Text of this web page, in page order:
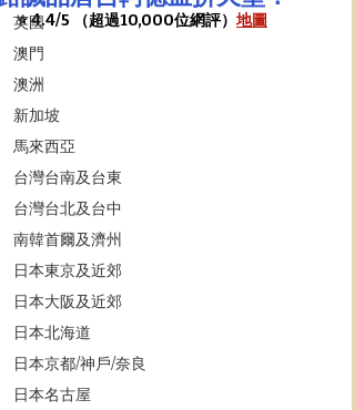
英國
澳門
澳洲
新加坡
馬來西亞
台灣台南及台東
台灣台北及台中
南韓首爾及濟州
日本東京及近郊
日本大阪及近郊
日本北海道
日本京都/神戶/奈良
日本名古屋
⭐️ 4.4/5 （超過10,000位網評） 地圖